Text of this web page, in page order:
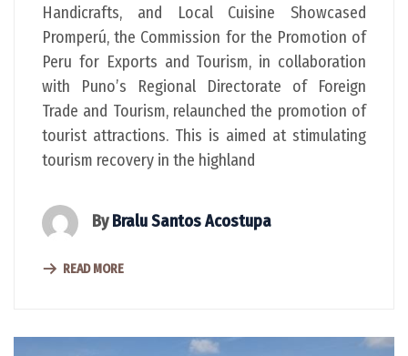
Handicrafts, and Local Cuisine Showcased
Promperú, the Commission for the Promotion of
Peru for Exports and Tourism, in collaboration
with Puno’s Regional Directorate of Foreign
Trade and Tourism, relaunched the promotion of
tourist attractions. This is aimed at stimulating
tourism recovery in the highland
ByBralu Santos Acostupa
READ MORE